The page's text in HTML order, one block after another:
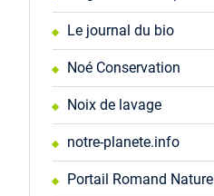
Le journal du bio
Noé Conservation
Noix de lavage
notre-planete.info
Portail Romand Nature